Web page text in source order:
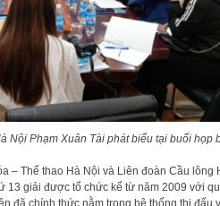
Nội Phạm Xuân Tài phát biểu tại buổi họp
– Thể thao Hà Nội và Liên đoàn Cầu lông
13 giải được tổ chức kể từ năm 2009 với
đã chính thức nằm trong hệ thống thi đấu